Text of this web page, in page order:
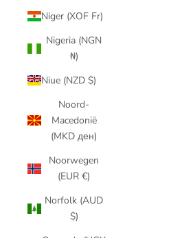
Niger (XOF Fr)
Nigeria (NGN
₦)
Niue (NZD $)
Noord-
Macedonië
(MKD ден)
Noorwegen
(EUR €)
Norfolk (AUD
$)